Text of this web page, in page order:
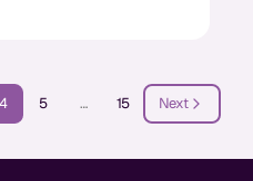
4 5 … 15 Next